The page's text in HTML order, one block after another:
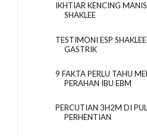
IKHTIAR KENCING
SHAKLEE
TESTIMONI ESP
GASTRIK
9 FAKTA PERLU TAHU
PERAHAN IBU EBM
PERCUTIAN 3H2M DI
PERHENTIAN